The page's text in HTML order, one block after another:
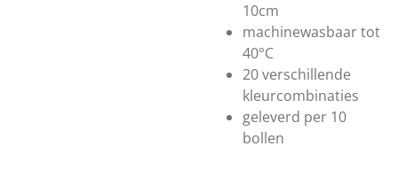
10cm
machinewasbaar tot
40°C
20 verschillende
kleurcombinaties
geleverd per 10
bollen